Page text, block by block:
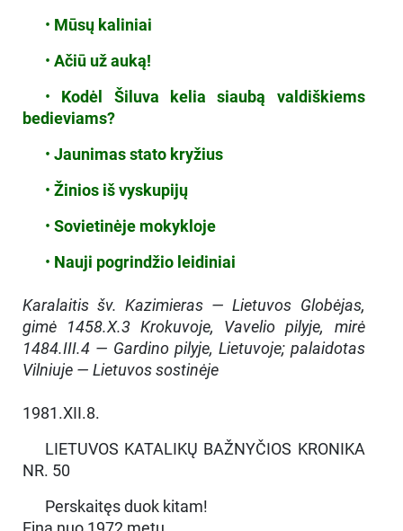
• Mūsų kaliniai
• Ačiū už auką!
•
Kodėl Šiluva kelia siaubą valdiškiems
bedieviams?
• Jaunimas stato kryžius
• Žinios iš vyskupijų
• Sovietinėje mokykloje
• Nauji pogrindžio leidiniai
Karalaitis šv. Kazimieras — Lietuvos Globėjas,
gimė 1458.X.3 Krokuvoje, Vavelio pilyje, mirė
1484.III.4 — Gardino pilyje, Lietuvoje; palaidotas
Vilniuje — Lietuvos sostinėje
1981.XII.8.
LIETUVOS KATALIKŲ BAŽNYČIOS KRONIKA
NR. 50
Perskaitęs duok kitam!